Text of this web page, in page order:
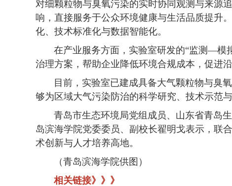
对细颗粒物与臭氧污染的实时协同观测与来源
响，直接服务于公众环境健康与生活品质提升
化、技术标准化与数据智能化。
在产业服务方面，实验室研发的“监测—模
治理方案，帮助企业降低环境合规成本，促进
目前，实验室已建成具备大气颗粒物与臭
够为区域大气污染防治的科学研究、技术示范
青岛市生态环境局党组成员、山东省青岛
岛滨海学院党委委员、副校长翟明戈表示，联
术创新与人才培养高地。
（青岛滨海学院供图）
相关链接》》》